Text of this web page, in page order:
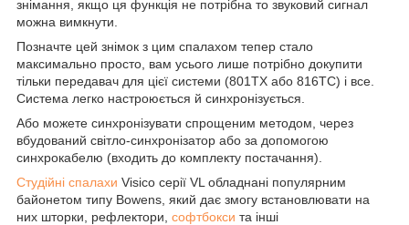
знімання, якщо ця функція не потрібна то звуковий сигнал
можна вимкнути.
Позначте цей знімок з цим спалахом тепер стало
максимально просто, вам усього лише потрібно докупити
тільки передавач для цієї системи (801TX або 816TC) і все.
Система легко настроюється й синхронізується.
Або можете синхронізувати спрощеним методом, через
вбудований світло-синхронізатор або за допомогою
синхрокабелю (входить до комплекту постачання).
Студійні спалахи Visico серії VL обладнані популярним
байонетом типу Bowens, який дає змогу встановлювати на
них шторки, рефлектори, софтбокси та інші